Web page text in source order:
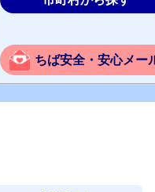
ちば安全・安心メー